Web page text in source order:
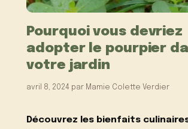
Pourquoi vous devriez
adopter le pourpier
votre jardin
avril 8, 2024 par Mamie Colette Verdier
Découvrez les bienfaits